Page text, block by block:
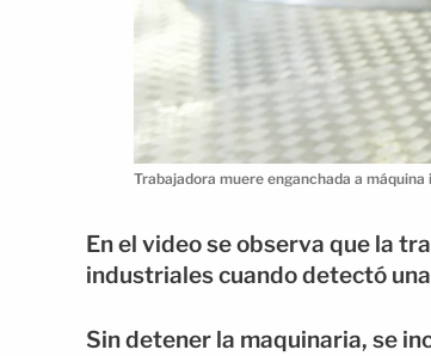
Trabajadora muere enganchada a
En el video se observa que la
industriales cuando detectó
Sin detener la maquinaria, se